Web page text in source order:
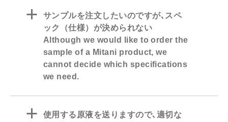
a
サンプルを注文したいのですが､スペ
ック（仕様）が決められない
Although we would like to order the
sample of a Mitani product, we
cannot decide which specifications
we need.
a
使用する原液を送りますので､適切な